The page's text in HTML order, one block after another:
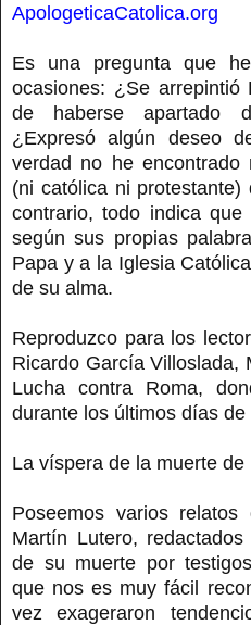
ApologeticaCatolica.org
Es una pregunta que
ocasiones: ¿Se
de haberse apartado
¿Expresó algún deseo
verdad no he encontrado
(ni católica ni
contrario, todo indica
según sus propias
Papa y a la Iglesia
de su alma.
Reproduzco para los
Ricardo García Villoslada,
Lucha contra Roma,
durante los últimos días de
La víspera de la muerte
Poseemos varios
Martín Lutero,
de su muerte por
que nos es muy fácil
vez exageraron